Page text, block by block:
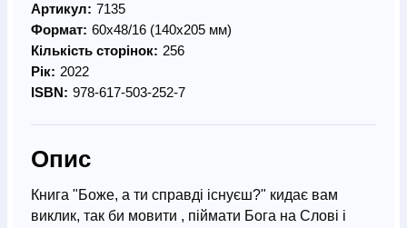
Артикул: 7135
Формат: 60х48/16 (140х205 мм)
Кількість сторінок: 256
Рік: 2022
ISBN: 978-617-503-252-7
Опис
Книга "Боже, а ти справді існуєш?" кидає вам
виклик, так би мовити , піймати Бога на Слові і